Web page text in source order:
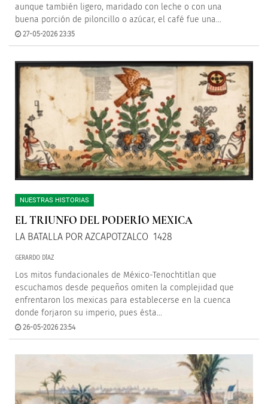
aunque también ligero, maridado con leche o con una
buena porción de piloncillo o azúcar, el café fue una...
27-05-2026 23:35
NUESTRAS HISTORIAS
EL TRIUNFO DEL PODERÍO MEXICA
LA BATALLA POR AZCAPOTZALCO 1428
GERARDO DÍAZ
Los mitos fundacionales de México-Tenochtitlan que
escuchamos desde pequeños omiten la complejidad que
enfrentaron los mexicas para establecerse en la cuenca
donde forjaron su imperio, pues ésta...
26-05-2026 23:54